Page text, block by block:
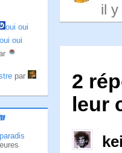
oui oui
oui oui
par
il
2
leur